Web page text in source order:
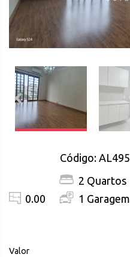
0.00
Código: AL495
2 Quartos
1 Garagem
Valor